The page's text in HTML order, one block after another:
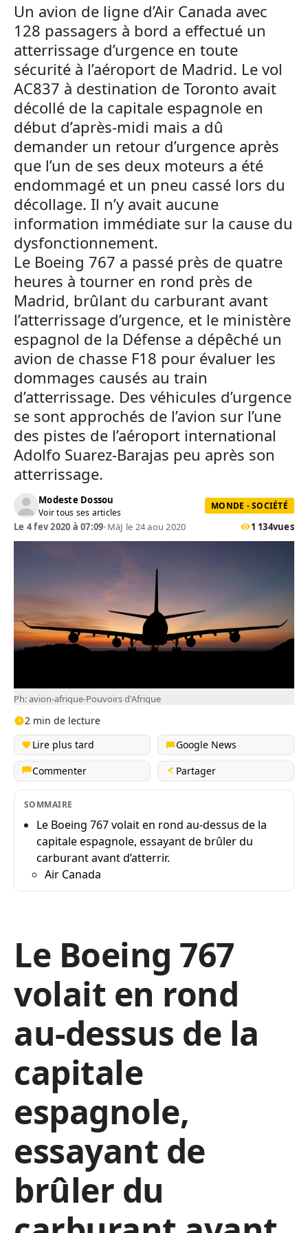
Un avion de ligne d’Air Canada avec
128 passagers à bord a effectué un
atterrissage d’urgence en toute
sécurité à l’aéroport de Madrid. Le vol
AC837 à destination de Toronto avait
décollé de la capitale espagnole en
début d’après-midi mais a dû
demander un retour d’urgence après
que l’un de ses deux moteurs a été
endommagé et un pneu cassé lors du
décollage. Il n’y avait aucune
information immédiate sur la cause du
dysfonctionnement.
Le Boeing 767 a passé près de quatre
heures à tourner en rond près de
Madrid, brûlant du carburant avant
l’atterrissage d’urgence, et le ministère
espagnol de la Défense a dépêché un
avion de chasse F18 pour évaluer les
dommages causés au train
d’atterrissage. Des véhicules d’urgence
se sont approchés de l’avion sur l’une
des pistes de l’aéroport international
Adolfo Suarez-Barajas peu après son
atterrissage.
Modeste Dossou
Voir tous ses articles
MONDE - SOCIÉTÉ
Le 4 fev 2020 à 07:09•MàJ le 24 aou 2020 1 134vues
Ph: avion-afrique-Pouvoirs d'Afrique
2 min de lecture
Lire plus tard
Google News
Commenter
Partager
SOMMAIRE
Le Boeing 767 volait en rond au-dessus de la
capitale espagnole, essayant de brûler du
carburant avant d’atterrir.
Air Canada
Le Boeing 767
volait en rond
au-dessus de la
capitale
espagnole,
essayant de
brûler du